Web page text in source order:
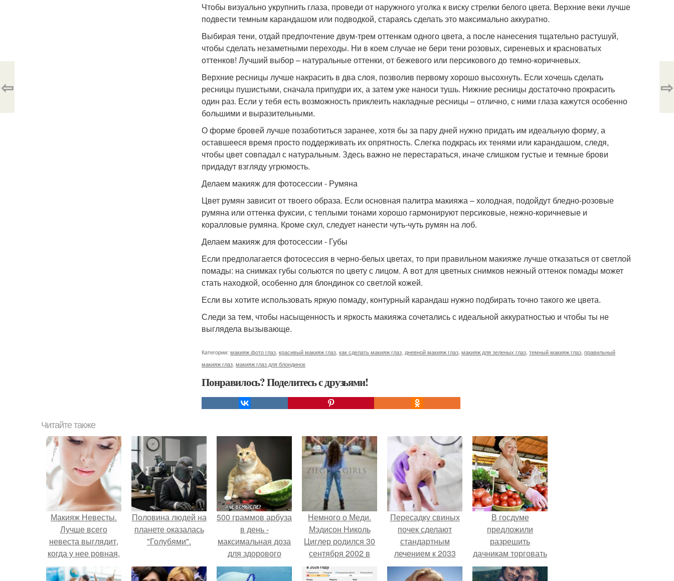
Чтобы визуально укрупнить глаза, проведи от наружного уголка к виску стрелки белого цвета. Верхние веки лучше
подвести темным карандашом или подводкой, стараясь сделать это максимально аккуратно.
Выбирая тени, отдай предпочтение двум-трем оттенкам одного цвета, а после нанесения тщательно растушуй,
чтобы сделать незаметными переходы. Ни в коем случае не бери тени розовых, сиреневых и красноватых
оттенков! Лучший выбор – натуральные оттенки, от бежевого или персикового до темно-коричневых.
Верхние ресницы лучше накрасить в два слоя, позволив первому хорошо высохнуть. Если хочешь сделать
ресницы пушистыми, сначала припудри их, а затем уже наноси тушь. Нижние ресницы достаточно прокрасить
один раз. Если у тебя есть возможность приклеить накладные ресницы – отлично, с ними глаза кажутся особенно
большими и выразительными.
О форме бровей лучше позаботиться заранее, хотя бы за пару дней нужно придать им идеальную форму, а
оставшееся время просто поддерживать их опрятность. Слегка подкрась их тенями или карандашом, следя,
чтобы цвет совпадал с натуральным. Здесь важно не перестараться, иначе слишком густые и темные брови
придадут взгляду угрюмость.
Делаем макияж для фотосессии - Румяна
Цвет румян зависит от твоего образа. Если основная палитра макияжа – холодная, подойдут бледно-розовые
румяна или оттенка фуксии, с теплыми тонами хорошо гармонируют персиковые, нежно-коричневые и
коралловые румяна. Кроме скул, следует нанести чуть-чуть румян на лоб.
Делаем макияж для фотосессии - Губы
Если предполагается фотосессия в черно-белых цветах, то при правильном макияже лучше отказаться от светлой
помады: на снимках губы сольются по цвету с лицом. А вот для цветных снимков нежный оттенок помады может
стать находкой, особенно для блондинок со светлой кожей.
Если вы хотите использовать яркую помаду, контурный карандаш нужно подбирать точно такого же цвета.
Следи за тем, чтобы насыщенность и яркость макияжа сочетались с идеальной аккуратностью и чтобы ты не
выглядела вызывающе.
Категории: макияж фото глаз красивый макияж глаз как сделать макияж глаз дневной макияж глаз макияж для зеленых глаз темный макияж глаз правильный
макияж глаз макияж глаз для блондинок
Понравилось? Поделитесь с друзьями!
⇦ ⇨
Читайте также
Макияж Невесты.
Лучше всего
невеста выглядит,
когда у нее ровная,
естественно
выглядящая кожа.
Половина людей на
планете оказалась
"Голубями".
500 граммов арбуза
в день -
максимальная доза
для здорового
взрослого,
предупредили
Немного о Меди.
Мэдисон Николь
Циглер родился 30
сентября 2002 в
Питтсбурге, штат
Пенсильвания.
Пересадку свиных
почек сделают
стандартным
лечением к 2033
году в Японии.
В госдуме
предложили
разрешить
дачникам торговать
своей
сельхозпродукцией